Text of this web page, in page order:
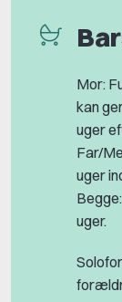
Mor:
kan
uger
Far/
uger
uger.